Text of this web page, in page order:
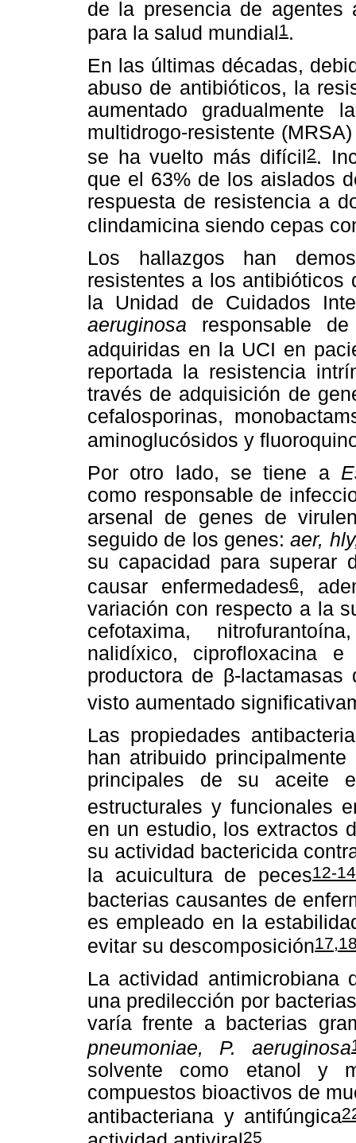
de la presencia de agentes
para la salud mundial 1.
En las últimas décadas,
abuso de antibióticos, la
aumentado
multidrogo-resistente
se ha vuelto más difícil2.
que el 63% de los aislados
respuesta de resistencia a
clindamicina siendo cepas
Los hallazgos han
resistentes a los antibióticos
la Unidad de Cuidados
aeruginosa responsable
adquiridas en la UCI en
reportada la resistencia
través de adquisición de
cefalosporinas,
aminoglucósidos y
Por otro lado, se tiene a
como responsable de
arsenal de genes de
seguido de los genes:aer,
su capacidad para superar
causar enfermedades6,
variación con respecto a la
cefotaxima,
nalidíxico, ciprofloxacina
productora de β-
visto aumentado
Las propiedades
han atribuido
principales de su aceite
estructurales y funcionales
en un estudio, los extractos
su actividad bactericida
la acuicultura de peces12-14
bacterias causantes de
es empleado en la
evitar su descomposición
La actividad
una predilección por
varía frente a bacterias
pneumoniae, P. aeruginosa
solvente como etanol y
compuestos bioactivos de
antibacteriana y antifúngica
25